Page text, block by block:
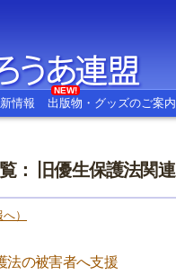
連盟
情報 出版物・グッズのご案内
NEW!
： 旧優生保護法関連
）
法の被害者へ支援